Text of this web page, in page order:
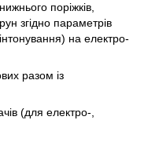
поріжків,
згідно параметрів
на електро-
разом із
(для електро-,